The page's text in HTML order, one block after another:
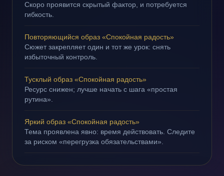
Скоро проявится скрытый фактор, и потребуется
гибкость.
Повторяющийся образ «Спокойная радость»
Сюжет закрепляет один и тот же урок: снять
избыточный контроль.
Тусклый образ «Спокойная радость»
Ресурс снижен; лучше начать с шага «простая
рутина».
Яркий образ «Спокойная радость»
Тема проявлена явно: время действовать. Следите
за риском «перегрузка обязательствами».